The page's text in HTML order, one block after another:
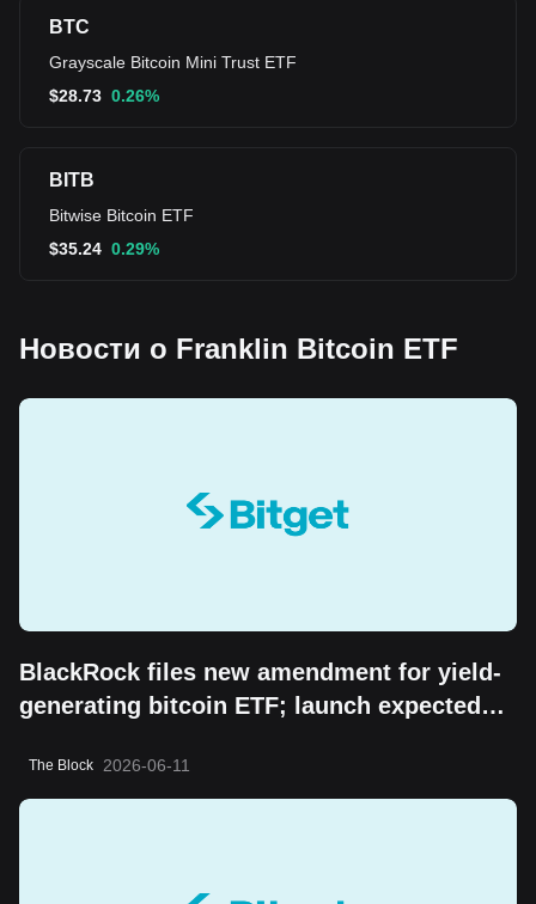
BTC
Grayscale Bitcoin Mini Trust ETF
$28.73 0.26%
BITB
Bitwise Bitcoin ETF
$35.24 0.29%
Новости о Franklin Bitcoin ETF
BlackRock files new amendment for yield-
generating bitcoin ETF; launch expected
The Block 2026-06-11